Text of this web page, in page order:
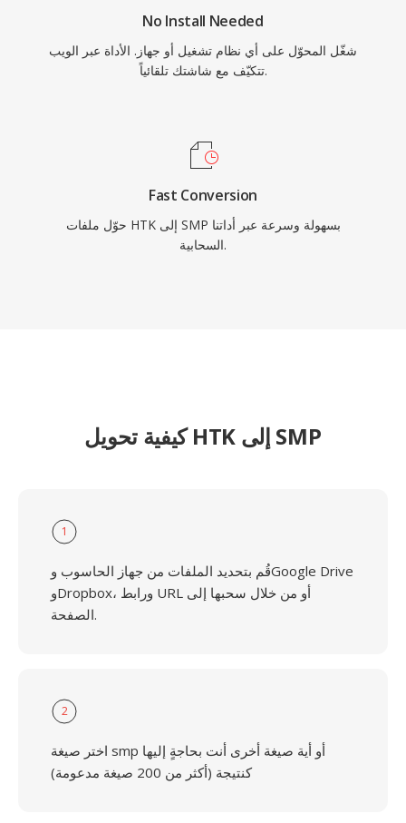
No Install Needed
شغّل المحوّل على أي نظام تشغيل أو جهاز. الأداة عبر الويب
تتكيّف مع شاشتك تلقائياً.
Fast Conversion
حوّل ملفات HTK إلى SMP بسهولة وسرعة عبر أداتنا
السحابية.
كيفية تحويل HTK إلى SMP
1
قُم بتحديد الملفات من جهاز الحاسوب وGoogle Drive
وDropbox، ورابط URL أو من خلال سحبها إلى
الصفحة.
2
اختر صيغة smp أو أية صيغة أخرى أنت بحاجةٍ إليها
كنتيجة (أكثر من 200 صيغة مدعومة)